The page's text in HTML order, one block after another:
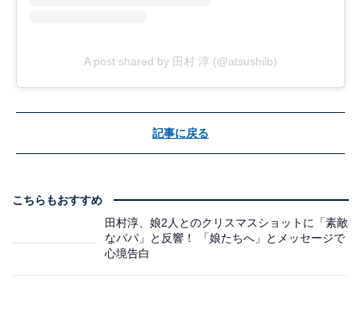
A post shared by 田村 淳 (@atsushilb)
記事に戻る
こちらもおすすめ
田村淳、娘2人とのクリスマスショットに「素敵
なパパ」と反響！ 「娘たちへ」とメッセージで
心境告白